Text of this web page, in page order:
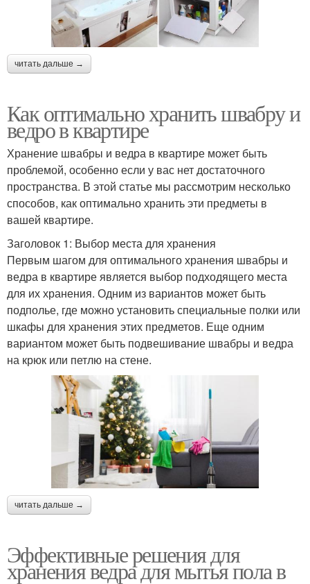
читать дальше →
Как оптимально хранить швабру и
ведро в квартире
Хранение швабры и ведра в квартире может быть
проблемой, особенно если у вас нет достаточного
пространства. В этой статье мы рассмотрим несколько
способов, как оптимально хранить эти предметы в
вашей квартире.
Заголовок 1: Выбор места для хранения
Первым шагом для оптимального хранения швабры и
ведра в квартире является выбор подходящего места
для их хранения. Одним из вариантов может быть
подполье, где можно установить специальные полки или
шкафы для хранения этих предметов. Еще одним
вариантом может быть подвешивание швабры и ведра
на крюк или петлю на стене.
читать дальше →
Эффективные решения для
хранения ведра для мытья пола в